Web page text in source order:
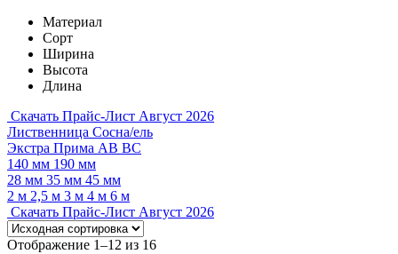
Материал
Сорт
Ширина
Высота
Длина
Скачать Прайс-Лист Август 2026
Лиственница Сосна/ель
Экстра Прима АВ ВС
140 мм 190 мм
28 мм 35 мм 45 мм
2 м 2,5 м 3 м 4 м 6 м
Скачать Прайс-Лист Август 2026
Отображение 1–12 из 16